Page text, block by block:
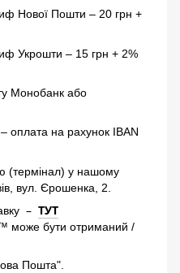
Нової Пошти – 20 грн +
Укрошти – 15 грн + 2%
Монобанк або
– оплата на рахунок IBAN
(термінал) у нашому
вул. Єрошенка, 2.
– ТУТ
може бути отриманий /
Пошта".